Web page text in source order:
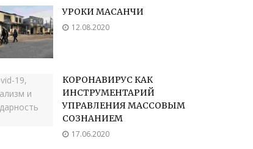
УРОКИ МАСАНЧИ
12.08.2020
КОРОНАВИРУС КАК
ИНСТРУМЕНТАРИЙ
УПРАВЛЕНИЯ МАССОВЫМ
СОЗНАНИЕМ
17.06.2020